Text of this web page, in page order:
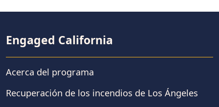
programas se implementen de
Construir para resistir: casas que
soporten las llamas
Los residentes quieren reconstruir
Engaged California
Acerca del programa
Recuperación de los incendios de Los Ángeles